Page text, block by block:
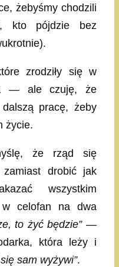
żebyśmy chodzili
kto pójdzie bez
zrodziły się w
— ale czuję, że
pracę, żeby
życie.
że rząd się
drobić jak
wszystkim
celofan na dwa
to żyć będzie”—
która leży i
sam wyżywi”.